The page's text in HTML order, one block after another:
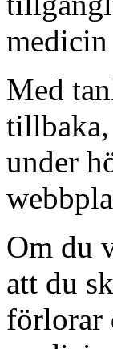
medicin
Med
tillbaka,
under
Om du
att du
förlorar